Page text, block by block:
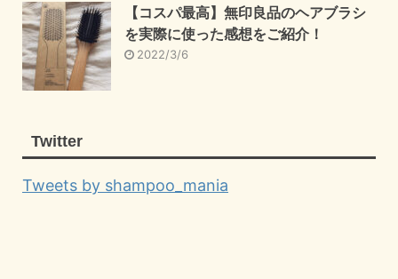
【コスパ最高】無印良品のヘアブラシ
を実際に使った感想をご紹介！
2022/3/6
Twitter
Tweets by shampoo_mania